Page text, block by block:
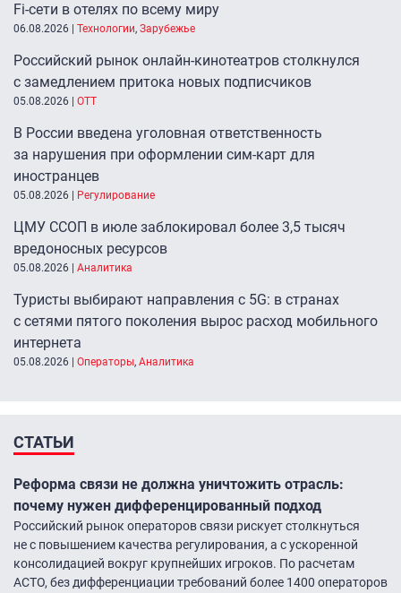
Fi-сети в отелях по всему миру
06.08.2026 Технологии, Зарубежье
Российский рынок онлайн-кинотеатров столкнулся
с замедлением притока новых подписчиков
05.08.2026 ОТТ
В России введена уголовная ответственность
за нарушения при оформлении сим-карт для
иностранцев
05.08.2026 Регулирование
ЦМУ ССОП в июле заблокировал более 3,5 тысяч
вредоносных ресурсов
05.08.2026 Аналитика
Туристы выбирают направления с 5G: в странах
с сетями пятого поколения вырос расход мобильного
интернета
05.08.2026 Операторы, Аналитика
СТАТЬИ
Реформа связи не должна уничтожить отрасль:
почему нужен дифференцированный подход
Российский рынок операторов связи рискует столкнуться
не с повышением качества регулирования, а с ускоренной
консолидацией вокруг крупнейших игроков. По расчетам
АСТО, без дифференциации требований более 1400 операторов